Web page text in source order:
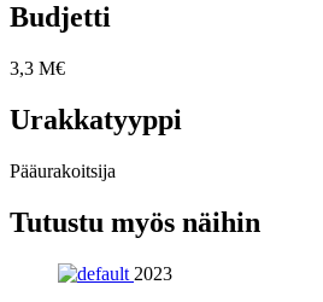
Budjetti
3,3 M€
Urakkatyyppi
Pääurakoitsija
Tutustu myös näihin
2023